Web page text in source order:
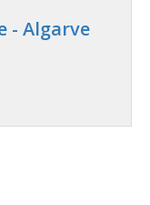
- Algarve